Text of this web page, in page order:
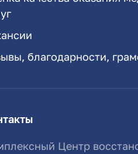
благодарности,
Центр